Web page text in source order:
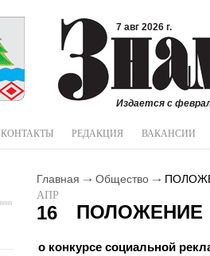
7 авг 2026 г.
Издается с
КОНТАКТЫ РЕДАКЦИЯ ВАКАНСИИ
Главная Общество
АПР
16 ПОЛОЖЕНИЕ
о конкурсе социальной